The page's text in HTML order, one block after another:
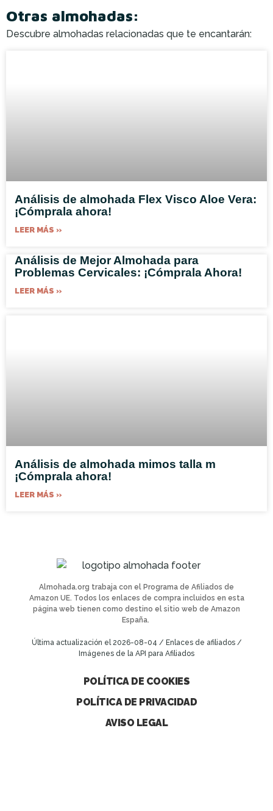
Otras almohadas:
Descubre almohadas relacionadas que te encantarán:
Análisis de almohada Flex Visco Aloe Vera:
¡Cómprala ahora!
LEER MÁS »
Análisis de Mejor Almohada para
Problemas Cervicales: ¡Cómprala Ahora!
LEER MÁS »
Análisis de almohada mimos talla m
¡Cómprala ahora!
LEER MÁS »
Almohada.org trabaja con el Programa de Afiliados de
Amazon UE. Todos los enlaces de compra incluidos en esta
página web tienen como destino el sitio web de Amazon
España.
Última actualización el 2026-08-04 / Enlaces de afiliados /
Imágenes de la API para Afiliados
POLÍTICA DE COOKIES
POLÍTICA DE PRIVACIDAD
AVISO LEGAL